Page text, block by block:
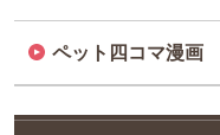
ペット四コマ漫画